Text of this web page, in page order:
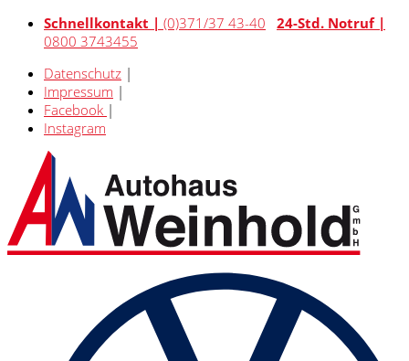
Schnellkontakt | (0)371/37 43-40
24-Std. Notruf |
0800 3743455
Datenschutz |
Impressum |
Facebook |
Instagram